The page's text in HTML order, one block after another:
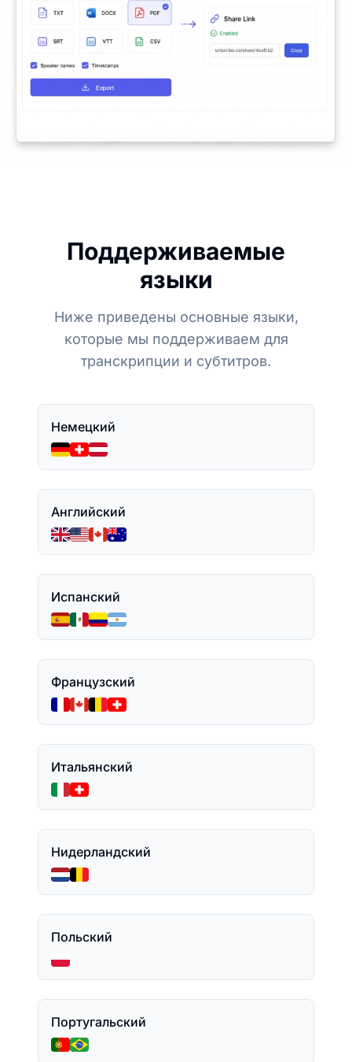
Поддерживаемые
языки
Ниже приведены основные языки,
которые мы поддерживаем для
транскрипции и субтитров.
Немецкий
Английский
Испанский
Французский
Итальянский
Нидерландский
Польский
Португальский